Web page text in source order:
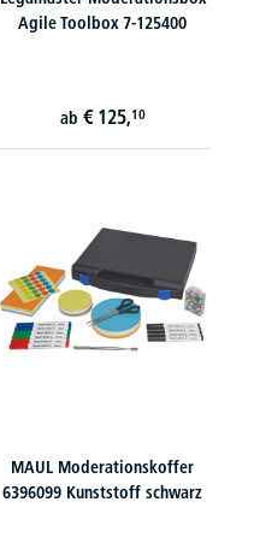
Agile Toolbox 7-125400
ab € 125,10
MAUL Moderationskoffer
6396099 Kunststoff schwarz